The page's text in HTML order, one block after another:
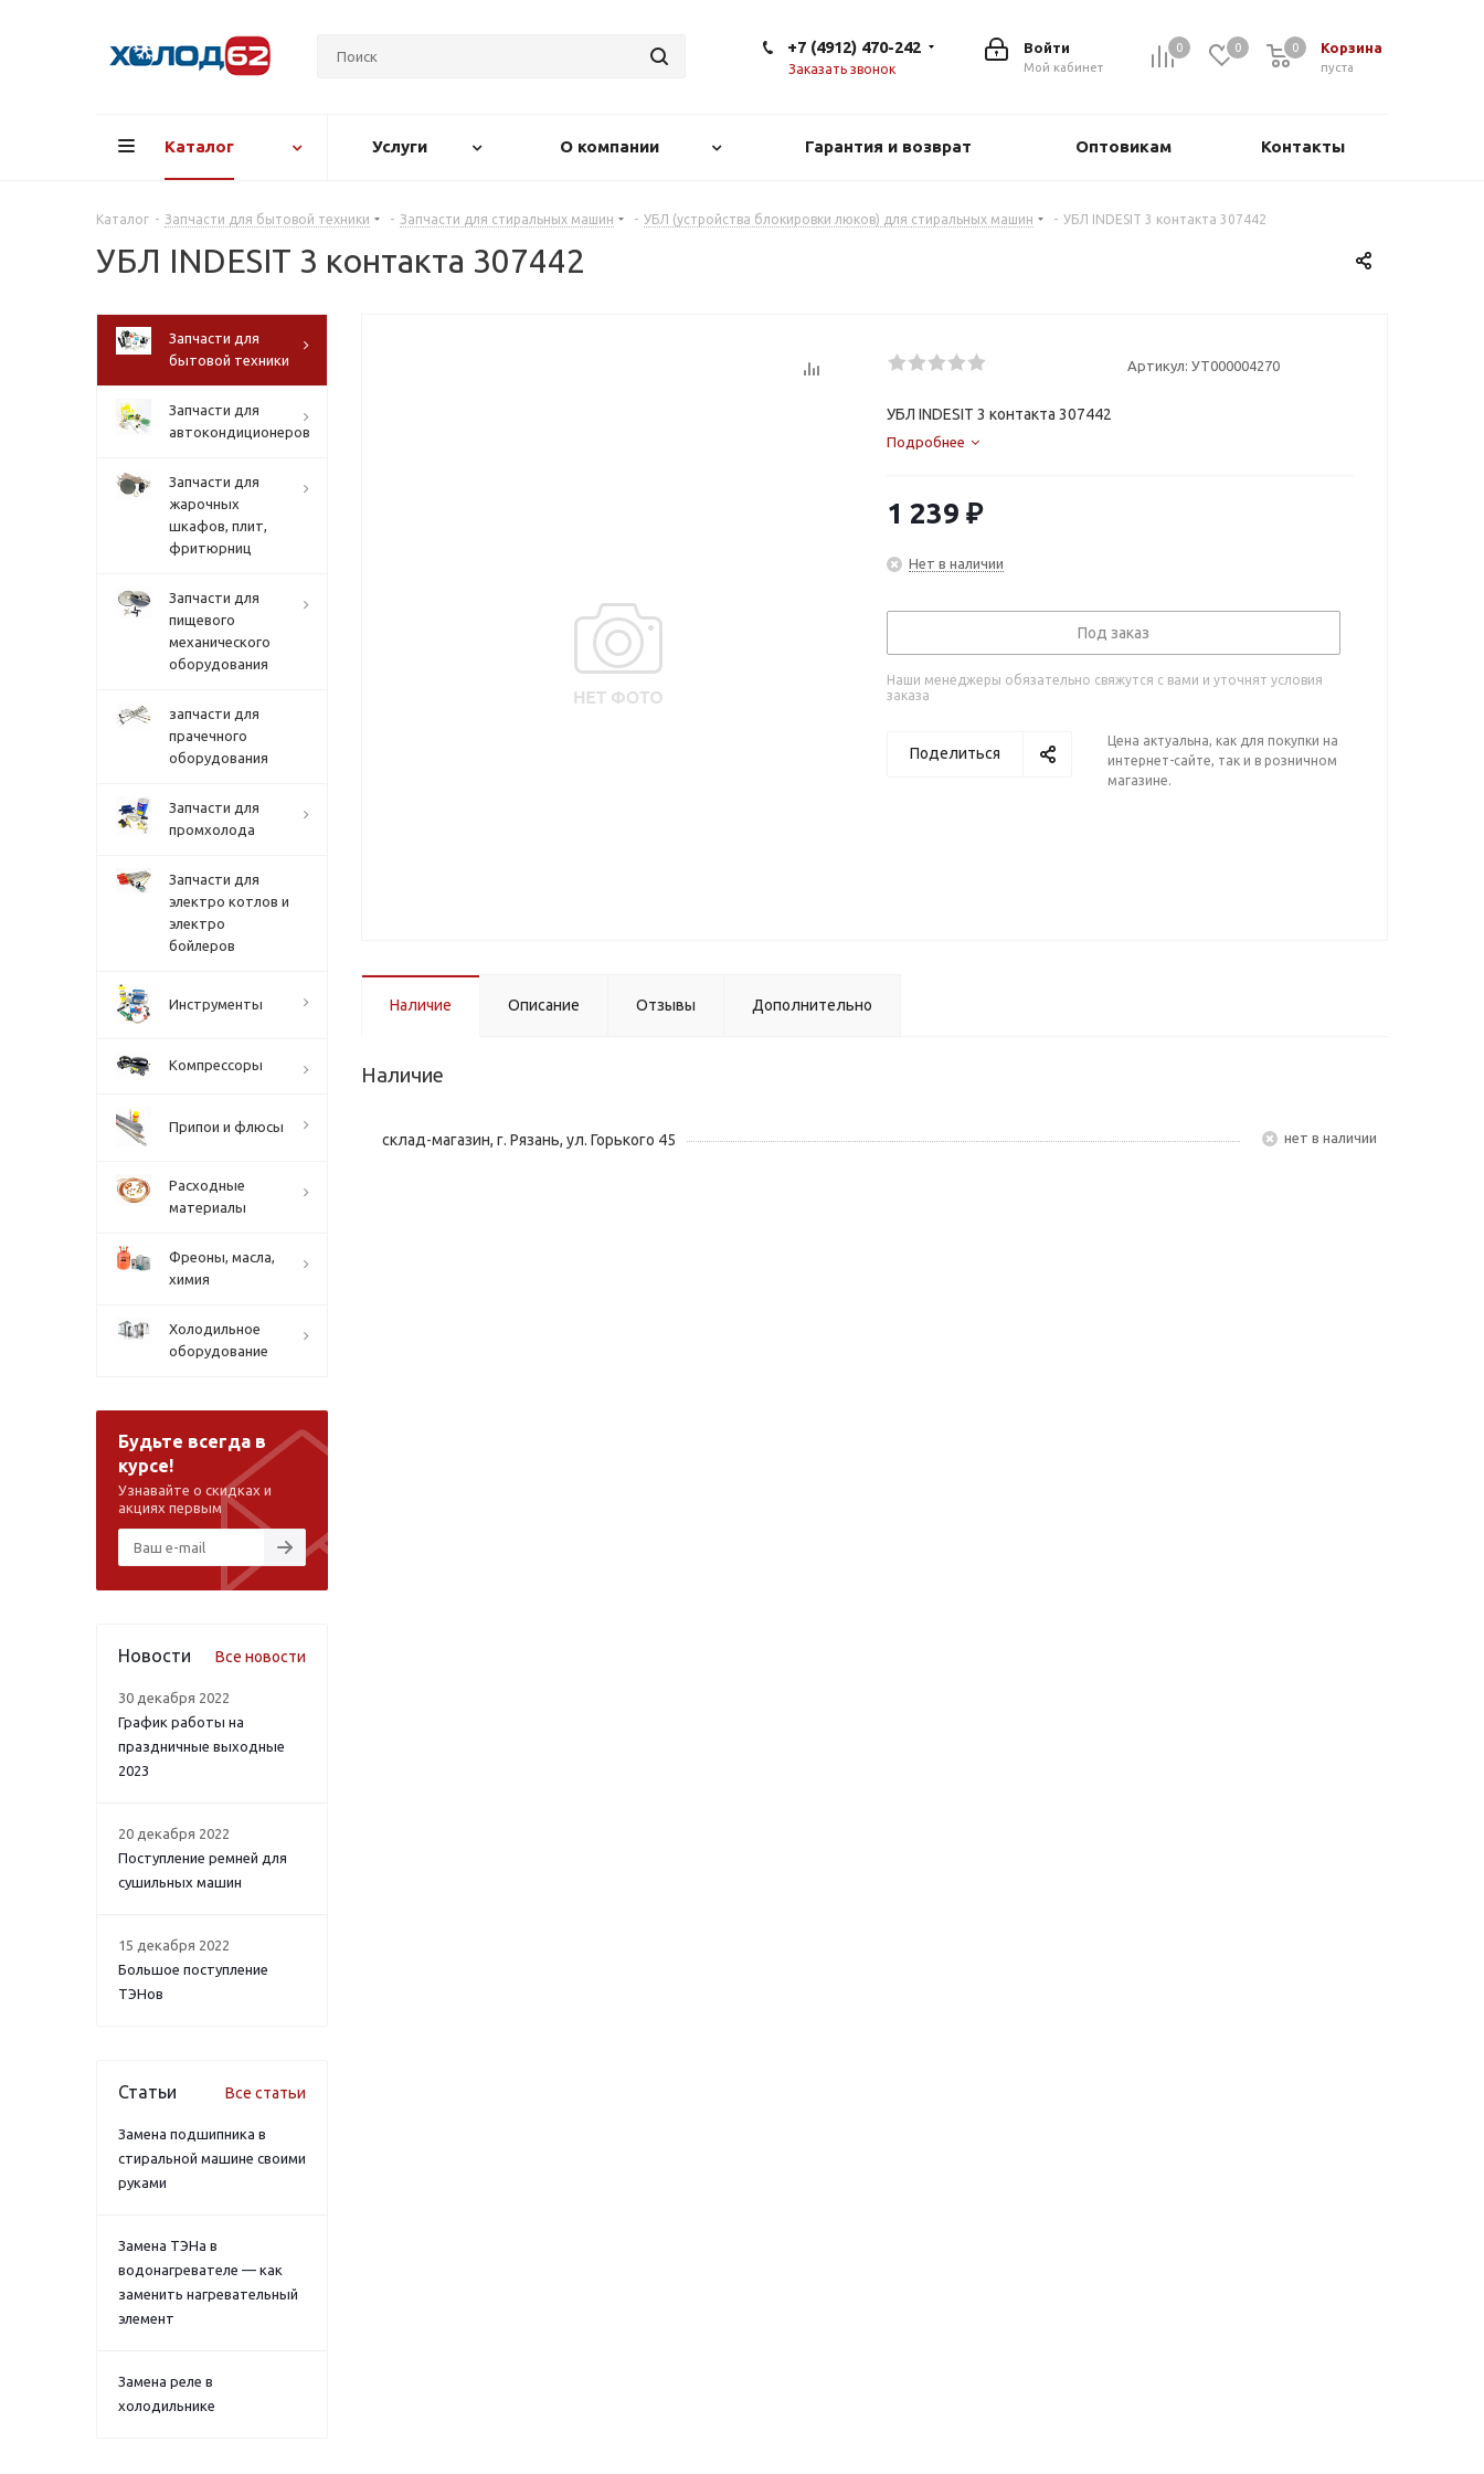
0 0 Корзина
0
пуста
0
Войти
Мой кабинет
+7 (4912) 470-242
Заказать звонок
Каталог Услуги О компании Гарантия и возврат Оптовикам Контакты
Каталог - Запчасти для бытовой техники - Запчасти для стиральных машин - УБЛ (устройства блокировки люков) для стиральных машин - УБЛ INDESIT 3 контакта 307442
УБЛ INDESIT 3 контакта 307442
Артикул: УТ000004270
УБЛ INDESIT 3 контакта 307442
Подробнее
1 239 ₽
Нет в наличии
Под заказ
Наши менеджеры обязательно свяжутся с вами и уточнят условия
заказа
Поделиться
Цена актуальна, как для покупки на
интернет-сайте, так и в розничном
магазине.
Наличие Описание Отзывы Дополнительно
Наличие
склад-магазин, г. Рязань, ул. Горького 45 Нет в наличии
Запчасти для
бытовой техники
Запчасти для
автокондиционеров
Запчасти для
жарочных
шкафов, плит,
фритюрниц
Запчасти для
пищевого
механического
оборудования
запчасти для
прачечного
оборудования
Запчасти для
промхолода
Запчасти для
электро котлов и
электро
бойлеров
Инструменты
Компрессоры
Припои и флюсы
Расходные
материалы
Фреоны, масла,
химия
Холодильное
оборудование
Будьте всегда в
курсе!
Узнавайте о скидках и
акциях первым
Новости Все новости
30 декабря 2022
График работы на
праздничные выходные
2023
20 декабря 2022
Поступление ремней для
сушильных машин
15 декабря 2022
Большое поступление
ТЭНов
Статьи Все статьи
Замена подшипника в
стиральной машине своими
руками
Замена ТЭНа в
водонагревателе — как
заменить нагревательный
элемент
Замена реле в
холодильнике